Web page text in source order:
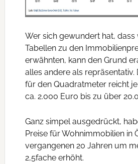
Wer sich gewundert hat, dass
Tabellen zu den
erwähnten, kann den Grund
alles andere als repräsentativ.
für den Quadratmeter reicht
ca. 2.000 Euro bis zu über
Ganz simpel ausgedrückt,
Preise für Wohnimmobilien in
vergangenen 20 Jahren um
2,5fache erhöht.